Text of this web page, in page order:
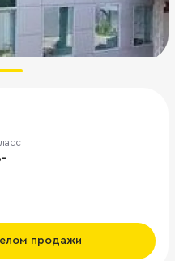
продажи